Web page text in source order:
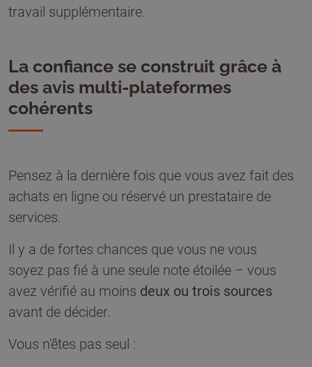
travail supplémentaire.
La confiance se construit grâce à
des avis multi-plateformes
cohérents
Pensez à la dernière fois que vous avez fait des
achats en ligne ou réservé un prestataire de
services.
Il y a de fortes chances que vous ne vous
soyez pas fié à une seule note étoilée – vous
avez vérifié au moins deux ou trois sources
avant de décider.
Vous n'êtes pas seul :